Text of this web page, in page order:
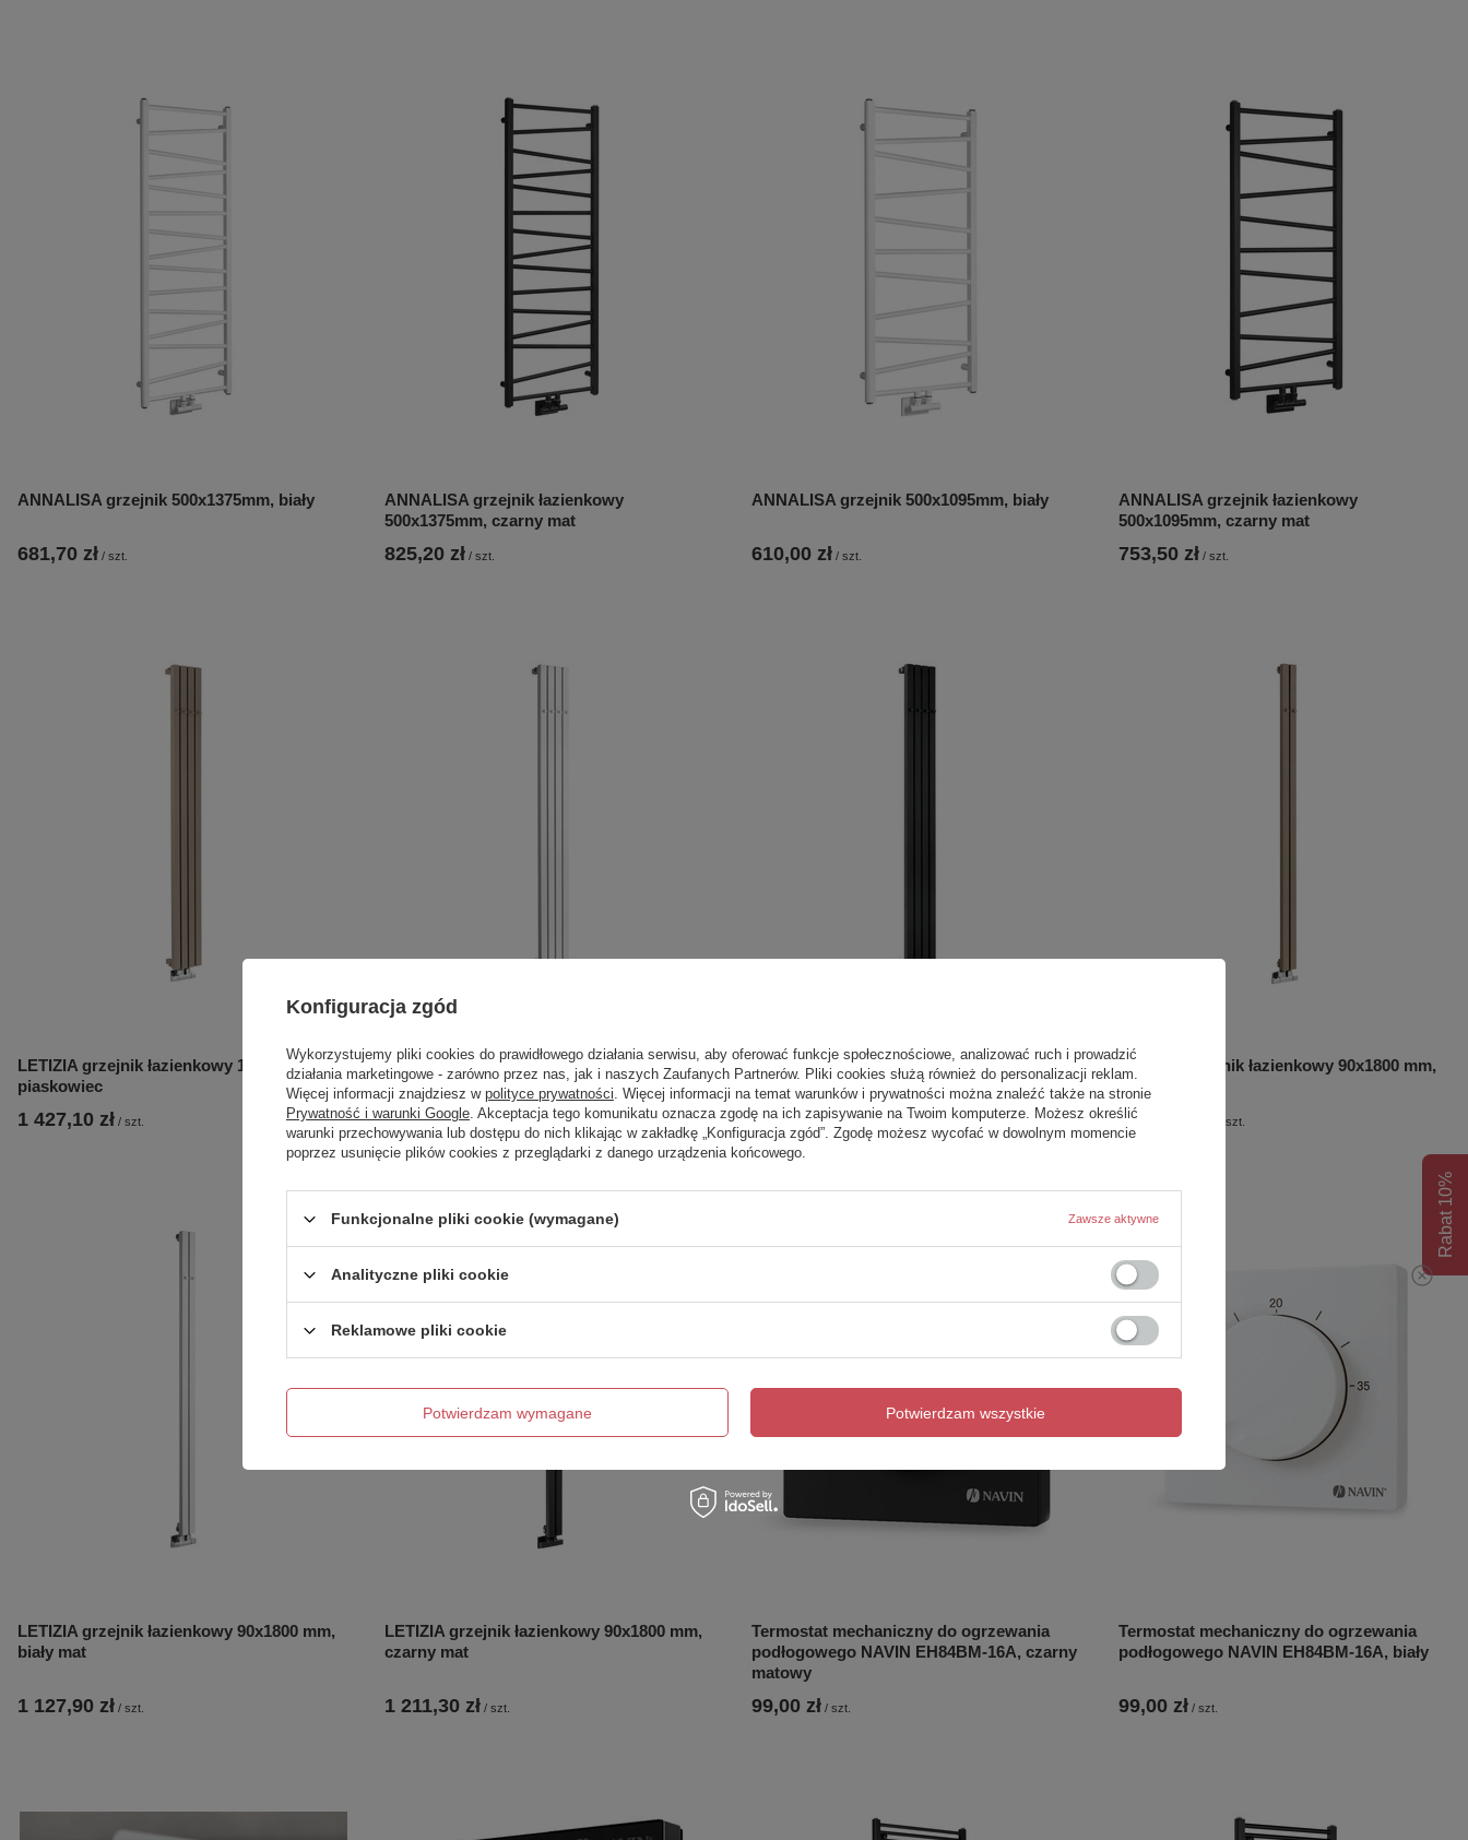
ANNALISA grzejnik 500x1375mm, biały
681,70 zł / szt.
ANNALISA grzejnik łazienkowy
500x1375mm, czarny mat
825,20 zł / szt.
ANNALISA grzejnik 500x1095mm, biały
610,00 zł / szt.
ANNALISA grzejnik łazienkowy
500x1095mm, czarny mat
753,50 zł / szt.
LETIZIA grzejnik łazienkowy 190x1800 mm,
piaskowiec
1 427,10 zł / szt.
LETIZIA grzejnik łazienkowy 190x1800 mm,
biały mat
1 377,90 zł / szt.
LETIZIA grzejnik łazienkowy 190x1800 mm,
czarny mat
1 444,20 zł / szt.
LETIZIA grzejnik łazienkowy 90x1800 mm,
piaskowiec
1 161,10 zł szt.
LETIZIA grzejnik łazienkowy 90x1800 mm,
biały mat
1 127,90 zł / szt.
LETIZIA grzejnik łazienkowy 90x1800 mm,
czarny mat
1 211,30 zł / szt.
Termostat mechaniczny do ogrzewania
podłogowego NAVIN EH84BM-16A, czarny
matowy
99,00 zł / szt.
Termostat mechaniczny do ogrzewania
podłogowego NAVIN EH84BM-16A, biały
99,00 zł / szt.
Rabat 10%
Konfiguracja zgód
Wykorzystujemy pliki cookies do prawidłowego działania serwisu, aby oferować funkcje społecznościowe, analizować ruch i prowadzić
działania marketingowe - zarówno przez nas, jak i naszych Zaufanych Partnerów. Pliki cookies służą również do personalizacji reklam.
Więcej informacji znajdziesz w polityce prywatności. Więcej informacji na temat warunków i prywatności można znaleźć także na stronie
Prywatność i warunki Google. Akceptacja tego komunikatu oznacza zgodę na ich zapisywanie na Twoim komputerze. Możesz określić
warunki przechowywania lub dostępu do nich klikając w zakładkę „Konfiguracja zgód”. Zgodę możesz wycofać w dowolnym momencie
poprzez usunięcie plików cookies z przeglądarki z danego urządzenia końcowego.
Funkcjonalne pliki cookie (wymagane) Zawsze aktywne
Analityczne pliki cookie
Reklamowe pliki cookie
Potwierdzam wymagane Potwierdzam wszystkie